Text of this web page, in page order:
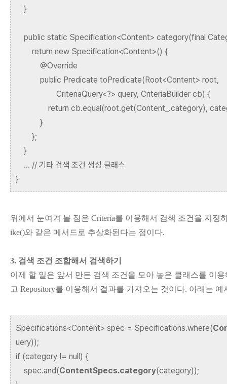
}
public static Specification<Content> category(final
return new Specification<Content>() {
@Override
public Predicate toPredicate(Root<Content> root,
CriteriaQuery<?> query, CriteriaBuilder cb) {
return cb.equal(root.get(Content_.category),
}
};
}
... // 기타 검색 조건 생성 클래스
}
위에서 눈여겨 볼 점은 Criteria를 이용해서 검색 조건을 지정
ike()와 같은 메서드로 추상화된다는 점이다.
3. 검색 조건 조합해서 검색하기
이제 할 일은 앞서 만든 검색 조건을 모아 놓은 클래스를 이
고 Repository를 이용해서 결과를 가져오는 것이다. 아래는 예
Specifications<Content> spec = Specifications.where(
uery));
if (category != null) {
spec.and(ContentSpecs.category(category));